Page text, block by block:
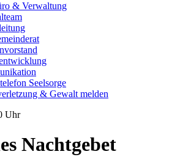
& Verwaltung
Seelsorge
& Gewalt melden
Uhr
Nachtgebet